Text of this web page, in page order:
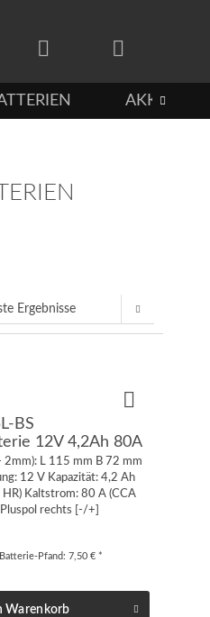
AKKUS

BS
12V 4,2Ah 80A
2mm): L 115 mm B 72 mm
12 V Kapazität: 4,2 Ah
Kaltstrom: 80 A (CCA
rechts [-/+]
Pfand: 7,50 € *
Warenkorb